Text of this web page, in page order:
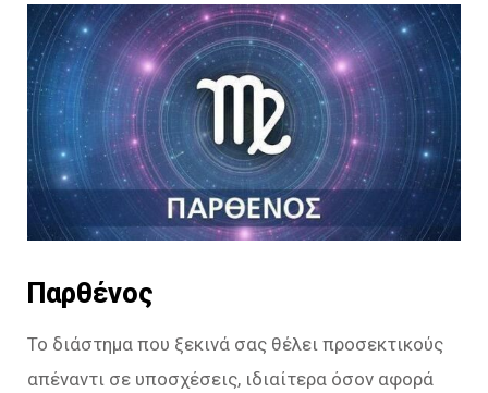
Παρθένος
Το διάστημα που ξεκινά σας θέλει προσεκτικούς
απέναντι σε υποσχέσεις, ιδιαίτερα όσον αφορά